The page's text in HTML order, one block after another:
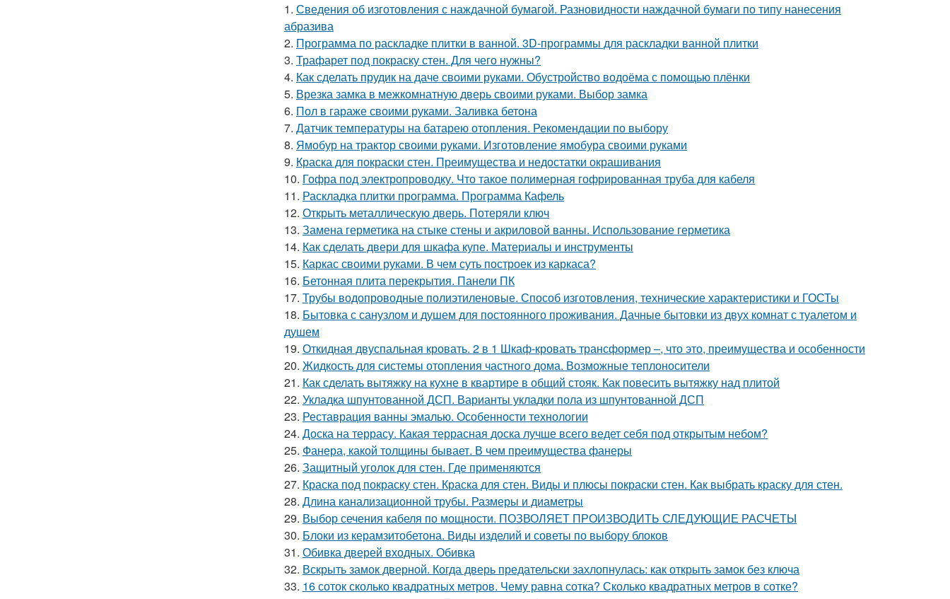
1. Сведения об изготовления с наждачной бумагой. Разновидности наждачной бумаги по типу нанесения
абразива
2. Программа по раскладке плитки в ванной. 3D-программы для раскладки ванной плитки
3. Трафарет под покраску стен. Для чего нужны?
4. Как сделать прудик на даче своими руками. Обустройство водоёма с помощью плёнки
5. Врезка замка в межкомнатную дверь своими руками. Выбор замка
6. Пол в гараже своими руками. Заливка бетона
7. Датчик температуры на батарею отопления. Рекомендации по выбору
8. Ямобур на трактор своими руками. Изготовление ямобура своими руками
9. Краска для покраски стен. Преимущества и недостатки окрашивания
10. Гофра под электропроводку. Что такое полимерная гофрированная труба для кабеля
11. Раскладка плитки программа. Программа Кафель
12. Открыть металлическую дверь. Потеряли ключ
13. Замена герметика на стыке стены и акриловой ванны. Использование герметика
14. Как сделать двери для шкафа купе. Материалы и инструменты
15. Каркас своими руками. В чем суть построек из каркаса?
16. Бетонная плита перекрытия. Панели ПК
17. Трубы водопроводные полиэтиленовые. Способ изготовления, технические характеристики и ГОСТы
18. Бытовка с санузлом и душем для постоянного проживания. Дачные бытовки из двух комнат с туалетом и
душем
19. Откидная двуспальная кровать. 2 в 1 Шкаф-кровать трансформер –, что это, преимущества и особенности
20. Жидкость для системы отопления частного дома. Возможные теплоносители
21. Как сделать вытяжку на кухне в квартире в общий стояк. Как повесить вытяжку над плитой
22. Укладка шпунтованной ДСП. Варианты укладки пола из шпунтованной ДСП
23. Реставрация ванны эмалью. Особенности технологии
24. Доска на террасу. Какая террасная доска лучше всего ведет себя под открытым небом?
25. Фанера, какой толщины бывает. В чем преимущества фанеры
26. Защитный уголок для стен. Где применяются
27. Краска под покраску стен. Краска для стен. Виды и плюсы покраски стен. Как выбрать краску для стен.
28. Длина канализационной трубы. Размеры и диаметры
29. Выбор сечения кабеля по мощности. ПОЗВОЛЯЕТ ПРОИЗВОДИТЬ СЛЕДУЮЩИЕ РАСЧЕТЫ
30. Блоки из керамзитобетона. Виды изделий и советы по выбору блоков
31. Обивка дверей входных. Обивка
32. Вскрыть замок дверной. Когда дверь предательски захлопнулась: как открыть замок без ключа
33. 16 соток сколько квадратных метров. Чему равна сотка? Сколько квадратных метров в сотке?